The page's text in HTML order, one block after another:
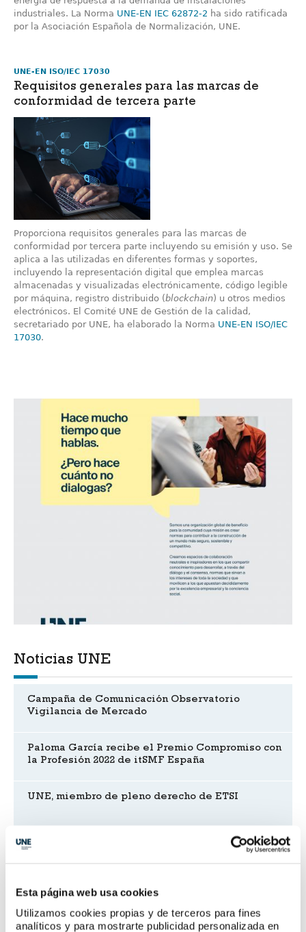
Esta página web usa cookies
Utilizamos cookies propias y de terceros para fines
analíticos y para mostrarte publicidad personalizada en
industriales. La Norma UNE-EN IEC 62872-2 ha sido ratificada
por la Asociación Española de Normalización, UNE.
UNE-EN ISO/IEC 17030
Requisitos generales para las marcas de
conformidad de tercera parte
Proporciona requisitos generales para las marcas de
conformidad por tercera parte incluyendo su emisión y uso. Se
aplica a las utilizadas en diferentes formas y soportes,
incluyendo la representación digital que emplea marcas
almacenadas y visualizadas electrónicamente, código legible
por máquina, registro distribuido (blockchain) u otros medios
electrónicos. El Comité UNE de Gestión de la calidad,
secretariado por UNE, ha elaborado la Norma UNE-EN ISO/IEC
17030.
Noticias UNE
Campaña de Comunicación Observatorio
Vigilancia de Mercado
Paloma García recibe el Premio Compromiso con
la Profesión 2022 de itSMF España
UNE, miembro de pleno derecho de ETSI
Sinergias en comunicación
Estándares para la economía del dato